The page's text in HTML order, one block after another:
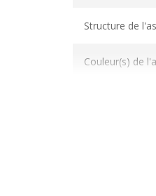
Structure de
Couleur(s) de